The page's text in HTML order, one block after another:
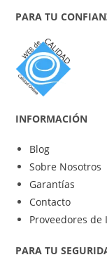
PARA TU
INFORMACIÓN
Blog
Sobre Nosotros
Garantías
Contacto
Proveedores de
PARA TU